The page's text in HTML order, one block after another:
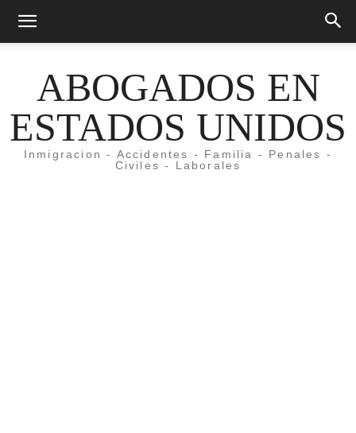
ABOGADOS EN
ESTADOS UNIDOS
Inmigracion - Accidentes - Familia - Penales -
Civiles - Laborales